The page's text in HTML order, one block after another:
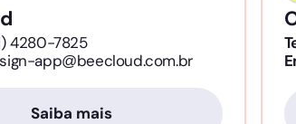
4280-7825
app@beecloud.com.br
Saiba mais